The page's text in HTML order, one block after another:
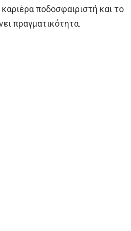
ποδοσφαιριστή και το
πραγματικότητα.